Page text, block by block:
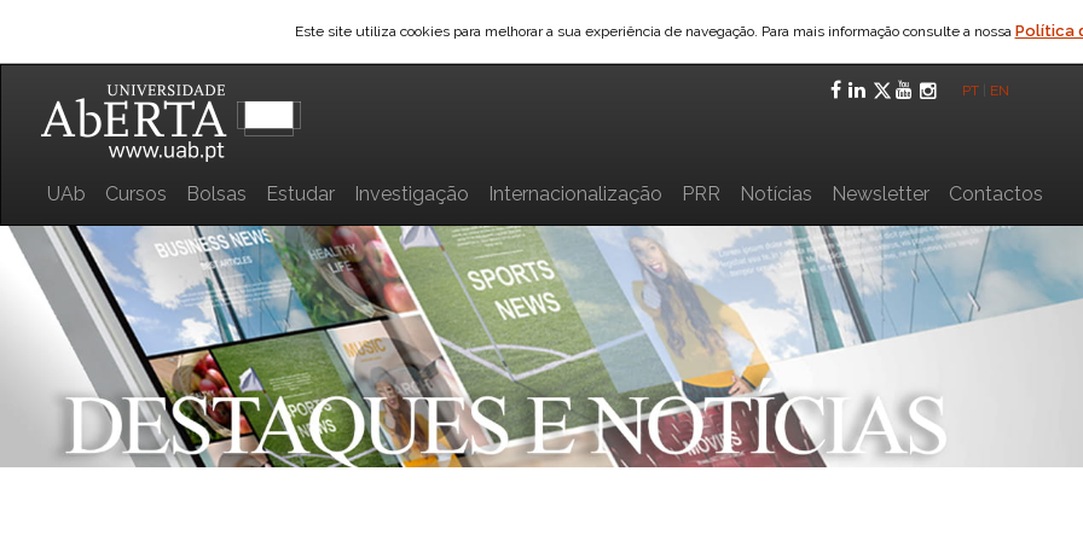
Este site utiliza cookies para melhorar a sua experiência de navegação. Para mais informação consulte a nossa Política
Facebook
LinkedIn
Twitter
YouTube
PT EN
UAb Cursos Bolsas Estudar Investigação Internacionalização PRR Notícias Newsletter Contactos